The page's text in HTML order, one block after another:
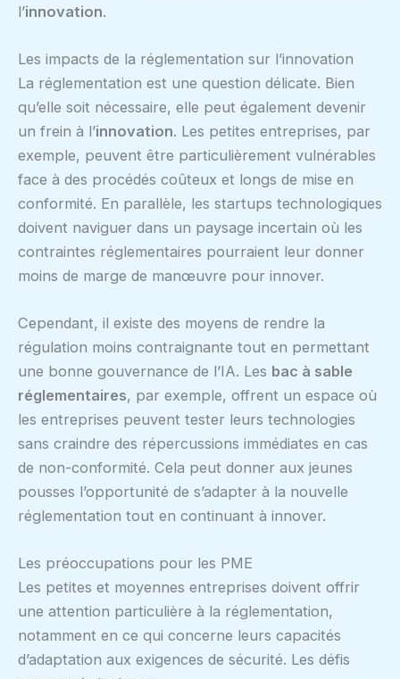
l’innovation.
Les impacts de la réglementation sur l’innovation
La réglementation est une question délicate. Bien
qu’elle soit nécessaire, elle peut également devenir
un frein à l’innovation. Les petites entreprises, par
exemple, peuvent être particulièrement vulnérables
face à des procédés coûteux et longs de mise en
conformité. En parallèle, les startups technologiques
doivent naviguer dans un paysage incertain où les
contraintes réglementaires pourraient leur donner
moins de marge de manœuvre pour innover.
Cependant, il existe des moyens de rendre la
régulation moins contraignante tout en permettant
une bonne gouvernance de l’IA. Les bac à sable
réglementaires, par exemple, offrent un espace où
les entreprises peuvent tester leurs technologies
sans craindre des répercussions immédiates en cas
de non-conformité. Cela peut donner aux jeunes
pousses l’opportunité de s’adapter à la nouvelle
réglementation tout en continuant à innover.
Les préoccupations pour les PME
Les petites et moyennes entreprises doivent offrir
une attention particulière à la réglementation,
notamment en ce qui concerne leurs capacités
d’adaptation aux exigences de sécurité. Les défis